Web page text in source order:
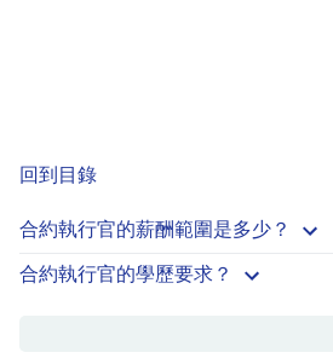
回到目錄
合約執行官的薪酬範圍是多少？
合約執行官的學歷要求？